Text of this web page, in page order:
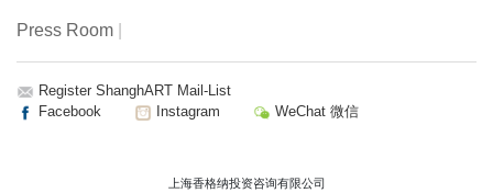
Press Room
Register ShanghART Mail-List
Facebook
Instagram WeChat 微信
上海香格纳投资咨询有限公司